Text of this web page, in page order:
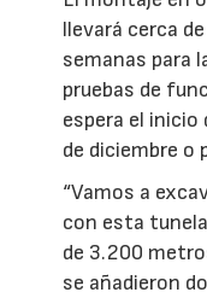
llevará cerca
semanas para
pruebas de
espera el inicio
de diciembre o
“Vamos a
con esta
de 3.200
se añadieron